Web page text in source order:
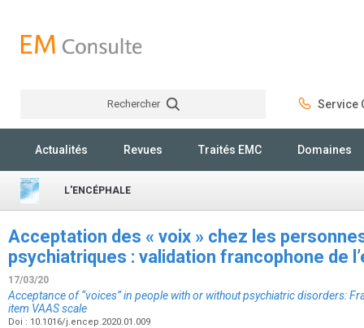
Rechercher Service
Actualités Revues Traités EMC Domaines
L'ENCÉPHALE
Acceptation des « voix » chez les
psychiatriques : validation francophone de
17/03/20
Acceptance of “voices” in people with or without psychiatric disorders:
item VAAS scale
Doi : 10.1016/j.encep.2020.01.009